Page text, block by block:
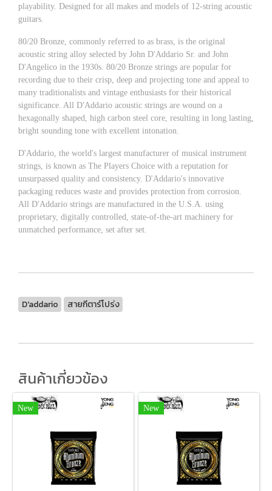
playability. Designed for all makes and models of 12-string acoustic
guitars.
80/20 Bronze, commonly referred to as brass, is the original
acoustic string alloy selected by John D'Addario Sr. and John
D'Angelico in the 1930s. 80/20 Bronze strings are popular for
recording due to their crisp, deep and projecting tone and appeal to
many traditionalists and vintage enthusiasts for their historical
significance. All D'Addario acoustic strings are wound on a
hexagonally shaped, high carbon steel core, resulting in long lasting,
bright sounding tone with excellent intonation.
D'Addario, the world's largest manufacturer of musical instrument
strings, is known as The Players Choice with a reputation for
unsurpassed quality and consistency. D'Addario's innovative
packaging reduces waste and provides protection from corrosion.
All D'Addario strings are manufactured in the U.S.A. using
proprietary, digitally controlled, state-of-the-art machinery for
unmatched performance, set after set.
D'addario สายกีตาร์โปร่ง
สินค้าเกี่ยวข้อง
New New